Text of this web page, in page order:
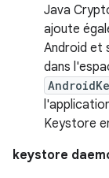
Java
ajoute
Android et
dans
Keystore
keystore